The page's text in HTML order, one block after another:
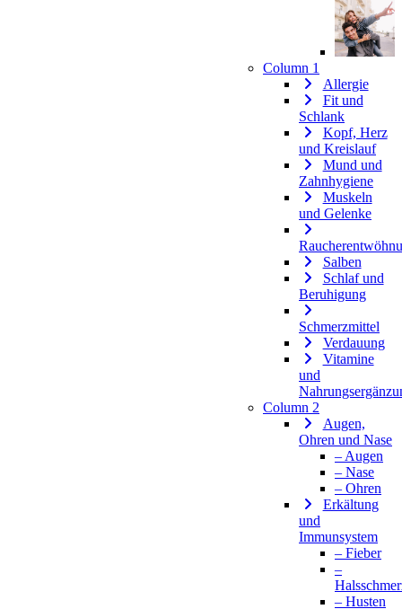
Column 1
Allergie
Fit und
Schlank
Kopf, Herz
und Kreislauf
Mund und
Zahnhygiene
Muskeln
und Gelenke
Salben
Schlaf und
Beruhigung
Schmerzmittel
Verdauung
Vitamine
und
Column 2
Augen,
Ohren und Nase
– Augen
– Nase
– Ohren
Erkältung
und
Immunsystem
– Fieber
–
– Husten